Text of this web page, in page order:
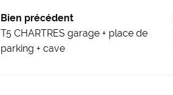
Bien précédent
T5 CHARTRES garage + place de
parking + cave